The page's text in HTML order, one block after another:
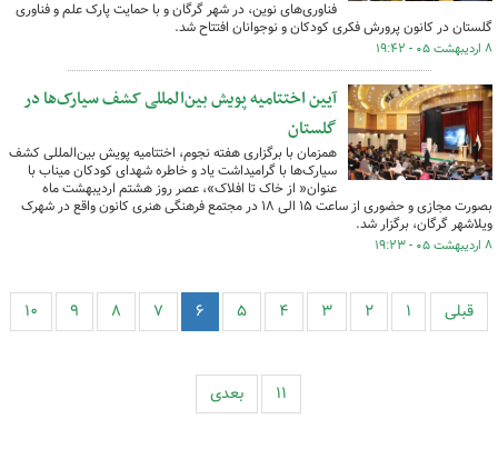
فناوری‌های نوین، در شهر گرگان و با حمایت پارک علم و فناوری
گلستان در کانون پرورش فکری کودکان و نوجوانان افتتاح شد.
۸ اردیبهشت ۰۵ - ۱۹:۴۲
آیین اختتامیه پویش بین‌المللی کشف سیارک‌ها در
گلستان
همزمان با برگزاری هفته نجوم، اختتامیه پویش بین‌المللی کشف
سیارک‌ها با گرامیداشت یاد و خاطره شهدای کودکان میناب با
عنوان« از خاک تا افلاک»، عصر روز هشتم اردیبهشت ماه
بصورت مجازی و حضوری از ساعت ۱۵ الی ۱۸ در مجتمع فرهنگی هنری کانون واقع در شهرک
ویلاشهر گرگان، برگزار شد.
۸ اردیبهشت ۰۵ - ۱۹:۲۳
قبلی ۱ ۲ ۳ ۴ ۵ ۶ ۷ ۸ ۹ ۱۰
۱۱ بعدی